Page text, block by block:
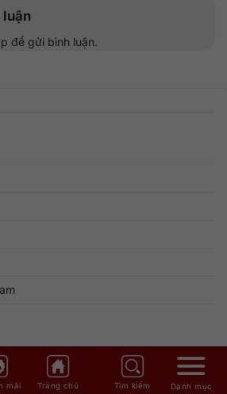
luận
để gửi bình luận.
mãi Trang chủ Tìm kiếm Danh mục